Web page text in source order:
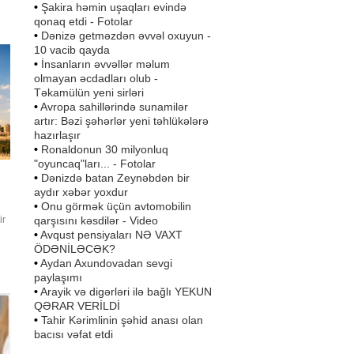
• Şakira həmin uşaqları evində
qonaq etdi - Fotolar
• Dənizə getməzdən əvvəl oxuyun -
10 vacib qayda
• İnsanların əvvəllər məlum
olmayan əcdadları olub -
Təkamülün yeni sirləri
•Avropa sahillərində sunamilər
artır: Bəzi şəhərlər yeni təhlükələrə
hazırlaşır
• Ronaldonun 30 milyonluq
"oyuncaq"ları... - Fotolar
• Dənizdə batan Zeynəbdən bir
aydır xəbər yoxdur
• Onu görmək üçün avtomobilin
qarşısını kəsdilər - Video
•Avqust pensiyaları NƏ VAXT
ÖDƏNİLƏCƏK?
•Aydan Axundovadan sevgi
paylaşımı
•Arayik və digərləri ilə bağlı YEKUN
QƏRAR VERİLDİ
• Tahir Kərimlinin şəhid anası olan
bacısı vəfat etdi